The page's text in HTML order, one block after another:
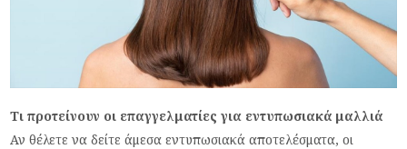
Τι προτείνουν οι επαγγελματίες για εντυπωσιακά μαλλιά
Αν θέλετε να δείτε άμεσα εντυπωσιακά αποτελέσματα, οι